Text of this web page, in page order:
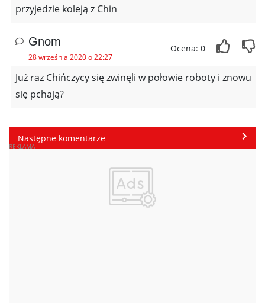
przyjedzie koleją z Chin
Gnom
28 września 2020 o 22:27
Ocena: 0
Już raz Chińczycy się zwinęli w połowie roboty i znowu
się pchają?
Następne komentarze